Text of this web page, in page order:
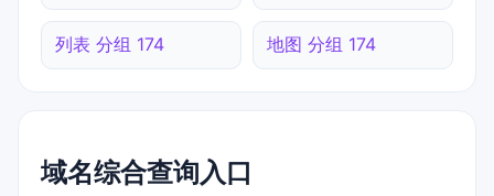
列表 分组 174 地图 分组 174
域名综合查询入口